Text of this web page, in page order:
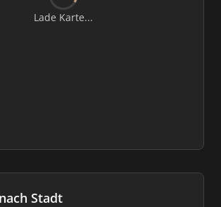
Lade Karte...
Stadt